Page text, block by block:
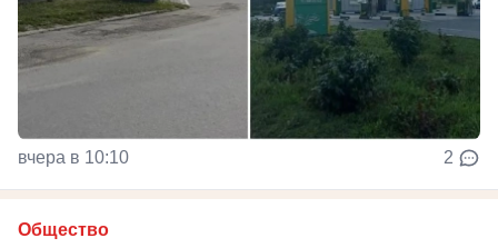
вчера в 10:10 2
Общество